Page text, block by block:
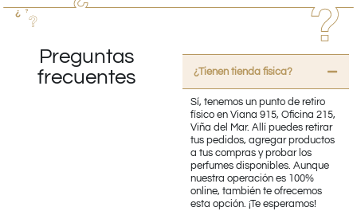
Preguntas
frecuentes
¿Tienen tienda fisica?
Sí, tenemos un punto de retiro
físico en Viana 915, Oficina 215,
Viña del Mar. Allí puedes retirar
tus pedidos, agregar productos
a tus compras y probar los
perfumes disponibles. Aunque
nuestra operación es 100%
online, también te ofrecemos
esta opción. ¡Te esperamos!